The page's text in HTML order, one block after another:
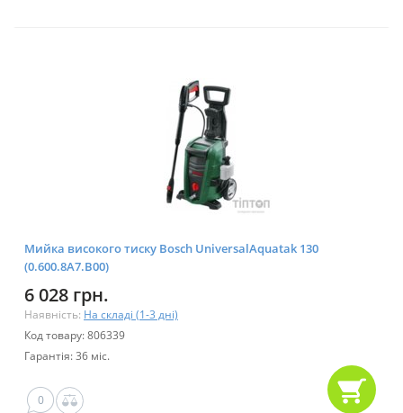
Мийка високого тиску Bosch UniversalAquatak 130
(0.600.8A7.B00)
6 028 грн.
Наявність: На складі (1-3 дні)
Код товару: 806339
Гарантія: 36 міс.
0